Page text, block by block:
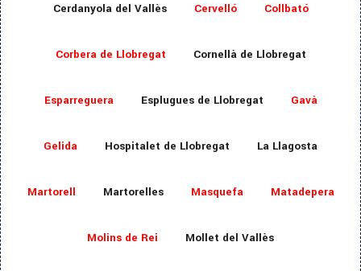
Cerdanyola del Vallès Cervelló Collbató
Corbera de Llobregat Cornellà de Llobregat
Esparreguera Esplugues de Llobregat Gavà
Gelida Hospitalet de Llobregat La Llagosta
Martorell Martorelles Masquefa Matadepera
Molins de Rei Mollet del Vallès